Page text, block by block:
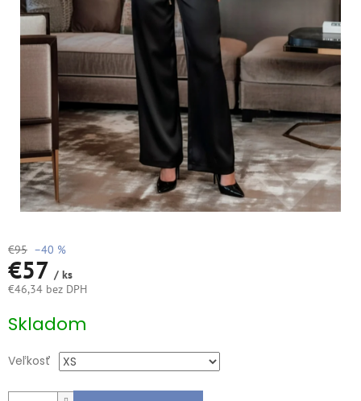
€95 –40 %
€57 / ks
€46,34 bez DPH
cena:
Skladom
Veľkosť